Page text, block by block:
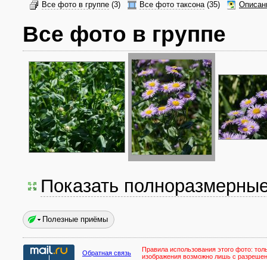
Все фото в группе (3) Все фото таксона(35)
Все фото в группе
Показать
Полезные приёмы
Обратная связь Правила использования этого фото:
изображения возможно лишь с